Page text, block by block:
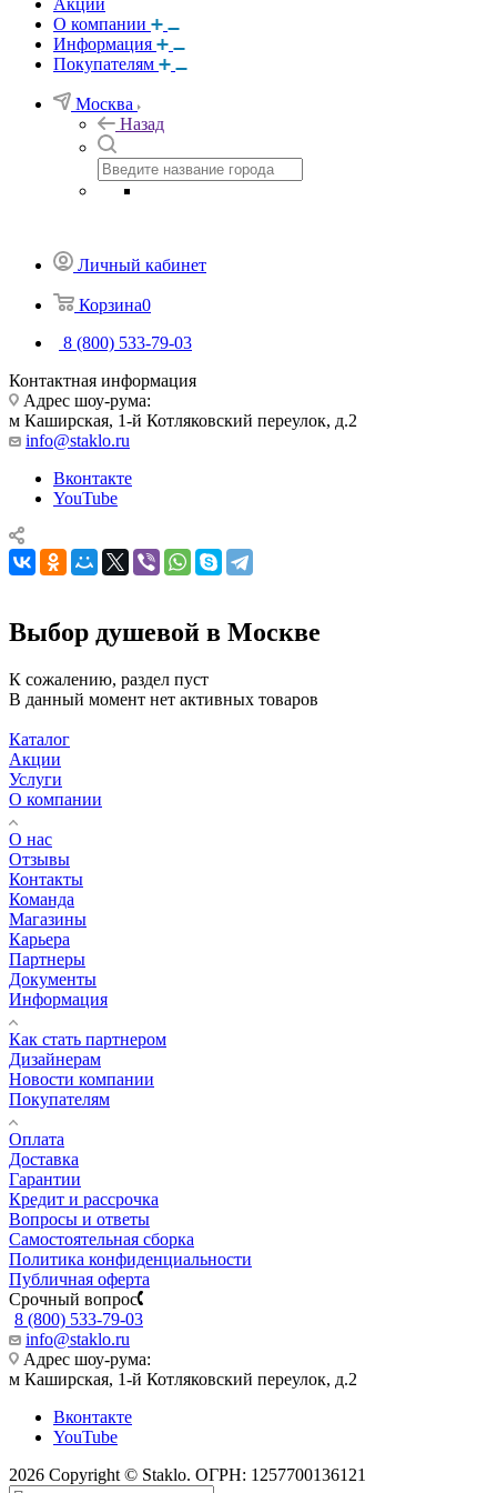
Акции
О компании
Информация
Покупателям
Москва
Назад
Личный кабинет
Корзина0
8 (800) 533-79-03
Контактная информация
Адрес шоу-рума:
м Каширская, 1-й Котляковский переулок, д.2
info@staklo.ru
Вконтакте
YouTube
Выбор душевой в Москве
К сожалению, раздел пуст
В данный момент нет активных товаров
Каталог
Акции
Услуги
О компании
О нас
Отзывы
Контакты
Команда
Магазины
Карьера
Партнеры
Документы
Информация
Как стать партнером
Дизайнерам
Новости компании
Покупателям
Оплата
Доставка
Гарантии
Кредит и рассрочка
Вопросы и ответы
Самостоятельная сборка
Политика конфиденциальности
Публичная оферта
Срочный вопрос
8 (800) 533-79-03
info@staklo.ru
Адрес шоу-рума:
м Каширская, 1-й Котляковский переулок, д.2
Вконтакте
YouTube
2026 Copyright © Staklo. ОГРН: 1257700136121